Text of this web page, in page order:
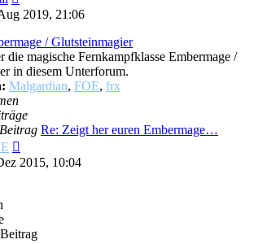
Beitrag
2019, 21:06
/ Glutsteinmagier
die magische Fernkampfklasse Embermage /
in diesem Unterforum.
Malgardian, FOE, frx
Re: Zeigt her euren Embermage…
Beitrag
2015, 10:04